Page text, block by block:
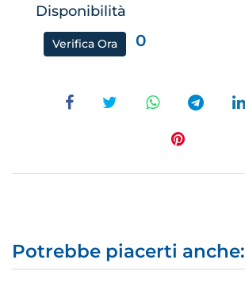
Disponibilità
Verifica Ora 0
Potrebbe piacerti anche: